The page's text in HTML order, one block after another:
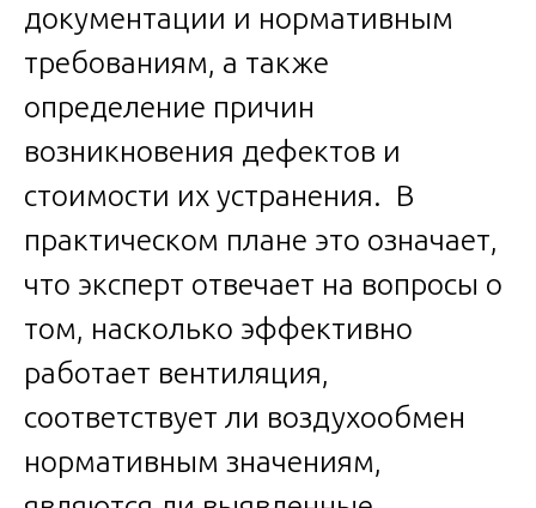
документации и нормативным
требованиям, а также
определение причин
возникновения дефектов и
стоимости их устранения. В
практическом плане это означает,
что эксперт отвечает на вопросы о
том, насколько эффективно
работает вентиляция,
соответствует ли воздухообмен
нормативным значениям,